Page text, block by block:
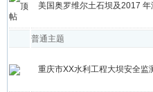
美国奥罗维尔土石坝及2017
普通主题
重庆市XX水利工程大坝安全监